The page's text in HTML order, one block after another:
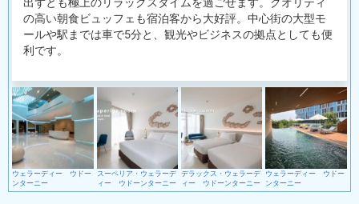
の高い朝食ビュッフェも宿泊客から大好評。中心街の大型モ
ールや駅までは車で5分と、観光やビジネスの拠点としても便
利です。
ウェラーディー ウドー
ンターニー
スーペリア・ウェラーデ
ィー ウドーンターニー
デラックス・ウェラーデ
ィー ウドーンターニー
ウェラーディー ウドー
ンターニー